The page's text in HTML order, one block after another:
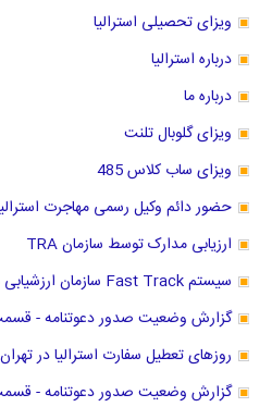
ویزای تحصیلی استرالیا
درباره استرالیا
درباره ما
ویزای گلوبال تلنت
ویزای ساب کلاس 485
حضور دائم وکیل رسمی مهاجرت
ارزیابی مدارک توسط سازمان TRA
سیستم Fast Track سازمان ارزشیابی مهندسین استرالیا
گزارش وضعیت صدور دعوتنامه - قسمت
روزهای تعطیل سفارت استرالیا در تهران
گزارش وضعیت صدور دعوتنامه - قسمت